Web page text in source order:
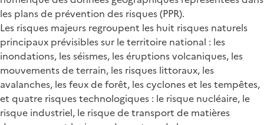
les plans de prévention des risques (PPR).
Les risques majeurs regroupent les huit risques naturels
principaux prévisibles sur le territoire national : les
inondations, les séismes, les éruptions volcaniques, les
mouvements de terrain, les risques littoraux, les
avalanches, les feux de forêt, les cyclones et les tempêtes,
et quatre risques technologiques : le risque nucléaire, le
risque industriel, le risque de transport de matières